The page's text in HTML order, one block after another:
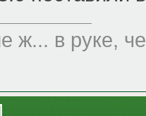
ж... в руке,